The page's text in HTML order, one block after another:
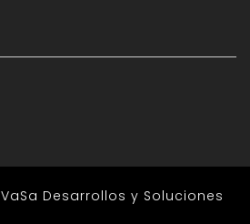
VaSa Desarrollos y Soluciones